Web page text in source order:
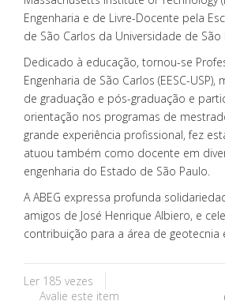
Engenharia e de Livre-Docente pela
de São Carlos da Universidade de São
Dedicado à educação, tornou-se
Engenharia de São Carlos (EESC-
de graduação e pós-graduação e
orientação nos programas de
grande experiência profissional, fez
atuou também como docente em
engenharia do Estado de São Paulo.
A ABEG expressa profunda
amigos de José Henrique Albiero, e
contribuição para a área de geotecnia
Ler 185 vezes
Avalie este item